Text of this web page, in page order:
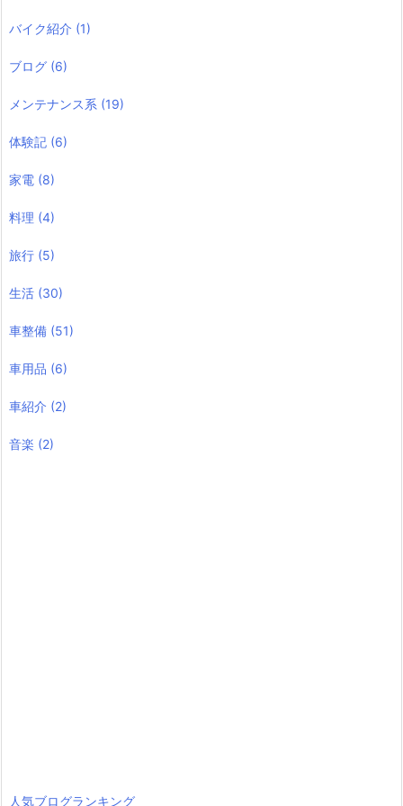
バイク紹介 (1)
ブログ (6)
メンテナンス系 (19)
体験記 (6)
家電 (8)
料理 (4)
旅行 (5)
生活 (30)
車整備 (51)
車用品 (6)
車紹介 (2)
音楽 (2)
人気ブログランキング